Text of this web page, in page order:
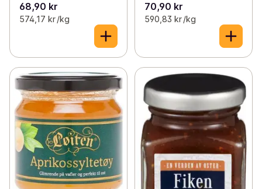
68,90 kr
574,17 kr /kg
70,90 kr
590,83 kr /kg